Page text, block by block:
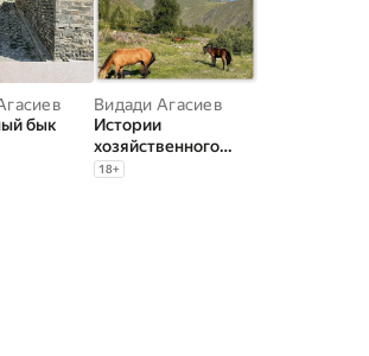
бык
Видади Агасиев
Истории
хозяйственного
магазина
18+